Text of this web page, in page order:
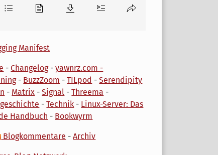
Manifest
-Changelog-yawnrz.com -
- BuzzZoom -TILpod -Serendipity
- Matrix -Signal -Threema -
-Technik - Linux-Server: Das
Handbuch - Bookwyrm
Blogkommentare -Archiv